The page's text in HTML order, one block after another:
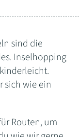
sind die
Inselhopping
sich wie ein
Routen, um